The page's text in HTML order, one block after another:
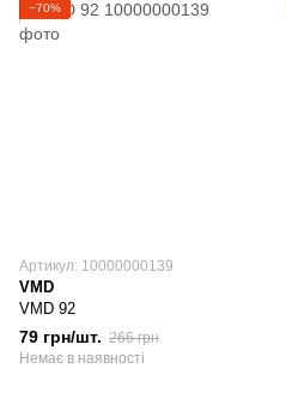
−70%
Артикул: 10000000139
VMD
VMD 92
79 грн/шт. 266 грн
Немає в наявності